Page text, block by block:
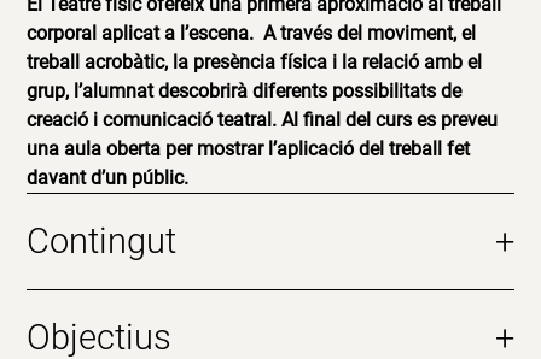
corporal aplicat a l’escena. A través del moviment, el
treball acrobàtic, la presència física i la relació amb el
grup, l’alumnat descobrirà diferents possibilitats de
creació i comunicació teatral. Al final del curs es preveu
una aula oberta per mostrar l’aplicació del treball fet
davant d’un públic.
Contingut +
Objectius +